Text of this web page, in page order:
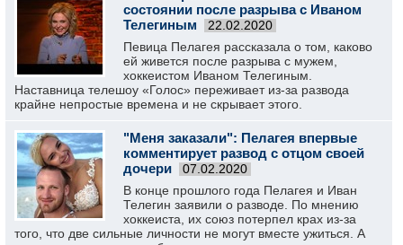
состоянии после разрыва с Иваном
Телегиным
22.02.2020
Певица Пелагея рассказала о том, каково
ей живется после разрыва с мужем,
хоккеистом Иваном Телегиным.
Наставница телешоу «Голос» переживает из-за развода
крайне непростые времена и не скрывает этого.
"Меня заказали": Пелагея впервые
комментирует развод с отцом своей
дочери
07.02.2020
В конце прошлого года Пелагея и Иван
Телегин заявили о разводе. По мнению
хоккеиста, их союз потерпел крах из-за
того, что две сильные личности не могут вместе ужиться. А